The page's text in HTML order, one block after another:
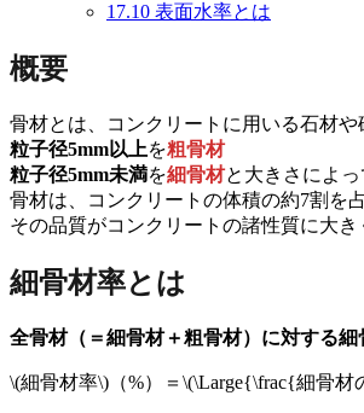
17.10 表面水率とは
概要
骨材とは、コンクリートに用いる石材や
粒子径5mm以上を粗骨材
粒子径5mm未満を細骨材と大きさによっ
骨材は、コンクリートの体積の約7割を占
その品質がコンクリートの諸性質に大き
細骨材率とは
全骨材（＝細骨材＋粗骨材）に対する細
\(細骨材率\)（%）＝\(\Large{\frac{細骨